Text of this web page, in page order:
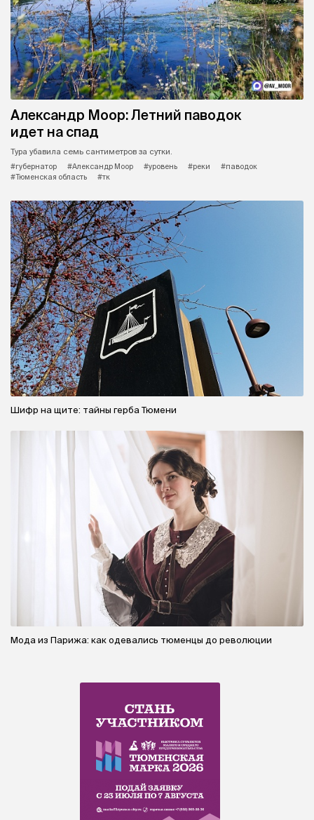
Александр Моор: Летний паводок
идет на спад
Тура убавила семь сантиметров за сутки.
#губернатор
#Александр Моор #уровень #реки
#паводок
#Тюменская область
#тк
Шифр на щите: тайны герба Тюмени
Мода из Парижа: как одевались тюменцы до революции